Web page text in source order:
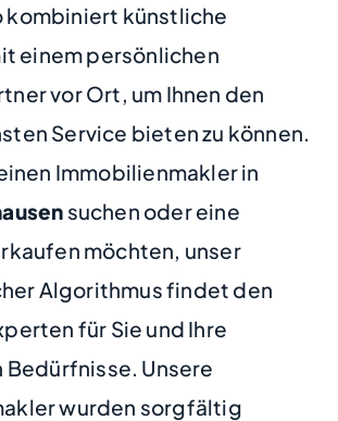
kombiniert künstliche
einem persönlichen
vor Ort, um Ihnen den
Service bieten zu können.
Immobilienmakler in
suchen oder eine
möchten, unser
Algorithmus findet den
für Sie und Ihre
Unsere
wurden sorgfältig